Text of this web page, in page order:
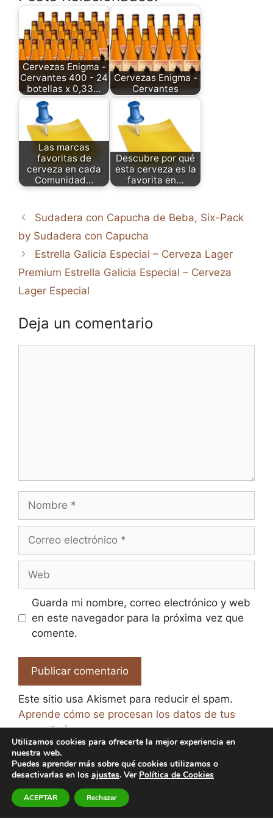
Cervezas Enigma -
Cervantes 400 - 24
botellas x 0,33…
Cervezas Enigma -
Cervantes
Las marcas
favoritas de
cerveza en cada
Comunidad…
Descubre por qué
esta cerveza es la
favorita en…
Sudadera con Capucha de Beba, Six-Pack
by Sudadera con Capucha
Estrella Galicia Especial – Cerveza Lager
Premium Estrella Galicia Especial – Cerveza
Lager Especial
Deja un comentario
Nombre
Correo
Web
Guarda mi nombre, correo electrónico y web
en este navegador para la próxima vez que
comente.
Este sitio usa Akismet para reducir el spam.
Aprende cómo se procesan los datos de tus
comentarios.
© 2026 El Paraíso de la Cerveza -
de Privacidad
-Política de Cookies
Utilizamos cookies para ofrecerte la mejor experiencia en
nuestra web.
Puedes aprender más sobre qué cookies utilizamos o
desactivarlas en los ajustes. Ver Política de Cookies
ACEPTAR Rechazar